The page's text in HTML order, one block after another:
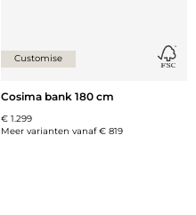
Customise
Cosima bank 180 cm
€ 1.299
Meer varianten vanaf€ 819